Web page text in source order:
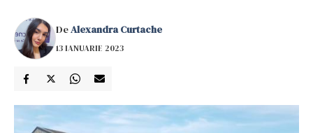
DeAlexandra Curtache
13 IANUARIE 2023